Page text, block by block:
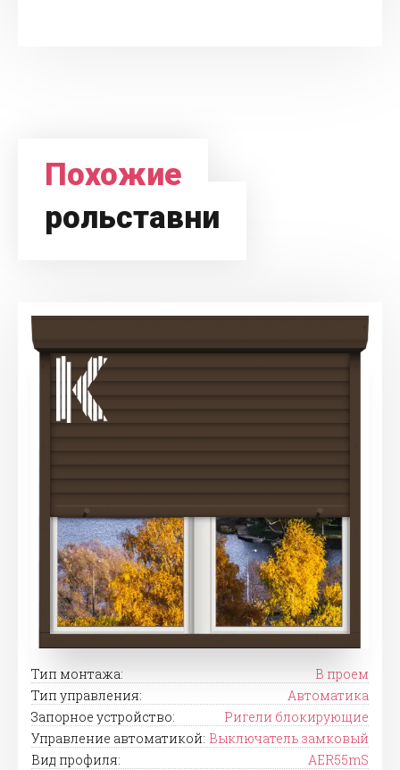
Похожие
рольставни
Тип монтажа:
В проем
Тип управления:
Автоматика
Запорное устройство:
Ригели блокирующие
Управление автоматикой: Выключатель замковый
Вид профиля:
AER55mS